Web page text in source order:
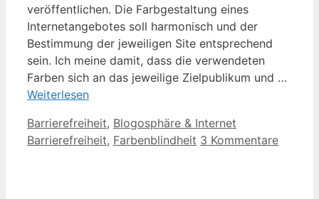
veröffentlichen. Die Farbgestaltung eines
Internetangebotes soll harmonisch und der
Bestimmung der jeweiligen Site entsprechend
sein. Ich meine damit, dass die verwendeten
Farben sich an das jeweilige Zielpublikum und …
Weiterlesen
Kategorien
Barrierefreiheit, Blogosphäre & Internet
Barrierefreiheit, Farbenblindheit 3 Kommentare